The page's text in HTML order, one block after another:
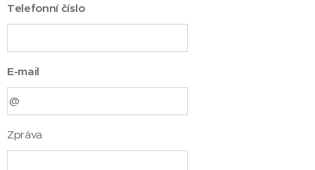
Telefonní číslo
E-mail
Zpráva